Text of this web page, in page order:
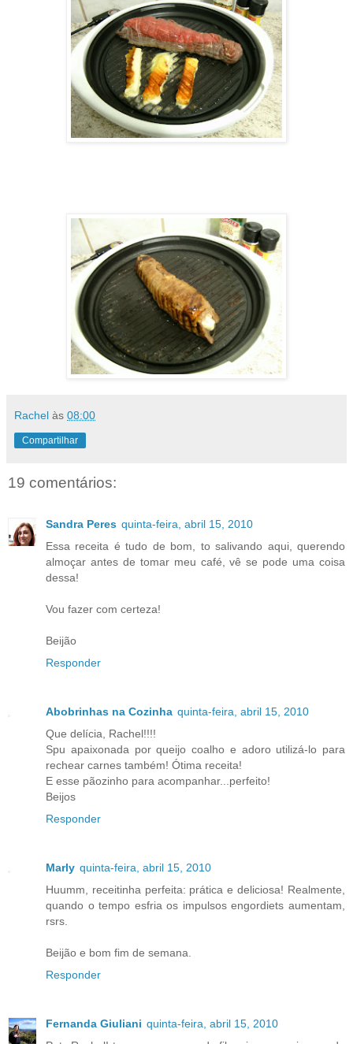
Rachel às 08:00
Compartilhar
19 comentários:
Sandra Peres quinta-feira, abril 15, 2010
Essa receita é tudo de bom, to salivando aqui, querendo
almoçar antes de tomar meu café, vê se pode uma coisa
dessa!
Vou fazer com certeza!
Beijão
Responder
Abobrinhas na Cozinha quinta-feira, abril 15, 2010
Que delícia, Rachel!!!!
Spu apaixonada por queijo coalho e adoro utilizá-lo para
rechear carnes também! Ótima receita!
E esse pãozinho para acompanhar...perfeito!
Beijos
Responder
Marly quinta-feira, abril 15, 2010
Huumm, receitinha perfeita: prática e deliciosa! Realmente,
quando o tempo esfria os impulsos engordiets aumentam,
rsrs.
Beijão e bom fim de semana.
Responder
Fernanda Giuliani quinta-feira, abril 15, 2010